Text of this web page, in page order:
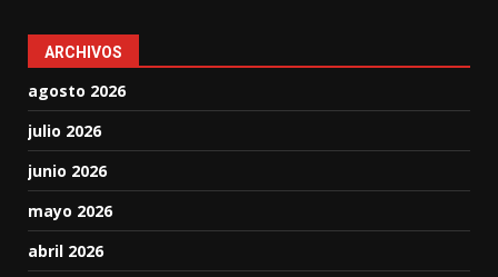
ARCHIVOS
agosto 2026
julio 2026
junio 2026
mayo 2026
abril 2026